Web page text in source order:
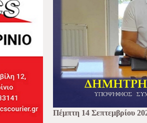
Πέμπτη 14 Σεπτεμβρίου